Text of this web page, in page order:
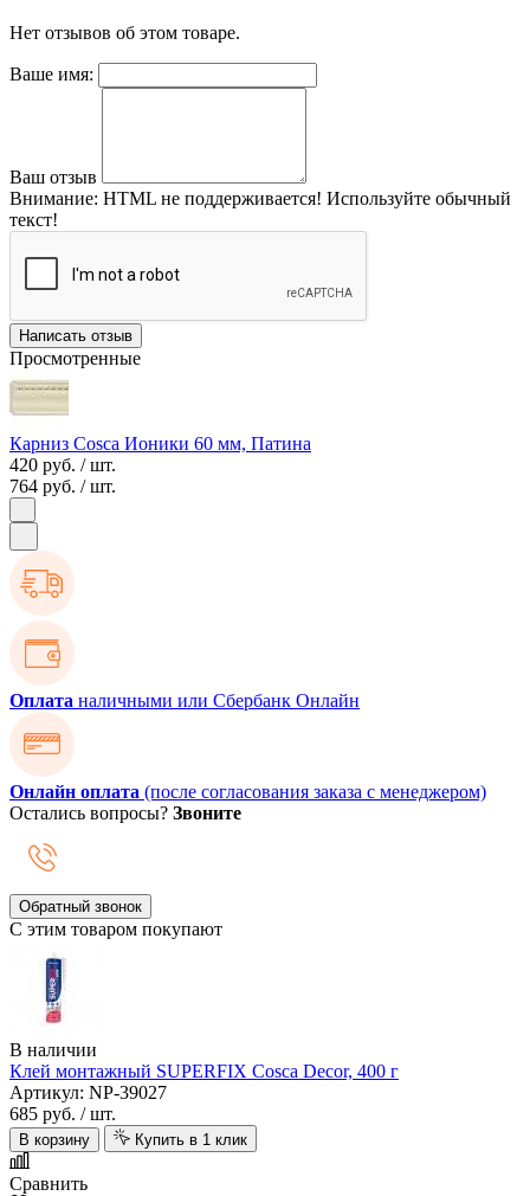
Нет отзывов об этом товаре.
Ваше имя:
Ваш отзыв
Внимание: HTML не поддерживается! Используйте обычный
текст!
Написать отзыв
Просмотренные
Карниз Cosca Ионики 60 мм, Патина
420 руб. / шт.
764 руб. / шт.
Оплата наличными или Сбербанк Онлайн
Онлайн оплата (после согласования заказа с менеджером)
Остались вопросы? Звоните
Обратный звонок
С этим товаром покупают
В наличии
Клей монтажный SUPERFIX Cosca Decor, 400 г
Артикул: NP-39027
685 руб. / шт.
В корзину Купить в 1 клик
Сравнить